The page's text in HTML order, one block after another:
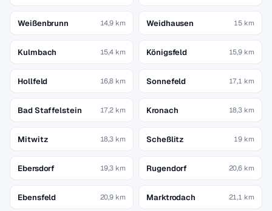
Weißenbrunn 14,9 km Weidhausen 15 km
Kulmbach 15,4 km Königsfeld 15,9 km
Hollfeld 16,8 km Sonnefeld 17,1 km
Bad Staffelstein 17,2 km Kronach 18,3 km
Mitwitz 18,3 km Scheßlitz 19 km
Ebersdorf 19,3 km Rugendorf 20,6 km
Ebensfeld 20,9 km Marktrodach 21,1 km